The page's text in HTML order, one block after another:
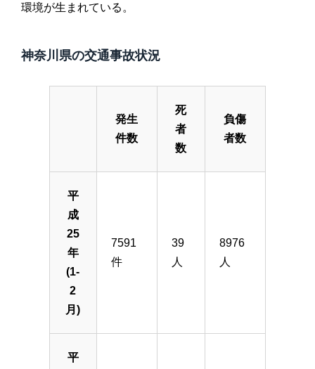
環境が生まれている。
神奈川県の交通事故状況
発生
件数
死
者
数
負傷
者数
平
成
25
年
(1-
2
月)
7591
件
39
人
8976
人
平